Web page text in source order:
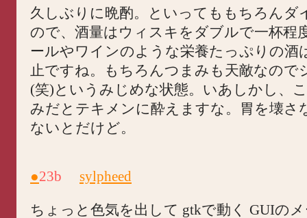
久しぶりに晩酌。といってももちろんダ
ので、酒量はウィスキをダブルで一杯程
ールやワインのような栄養たっぷりの酒
止ですね。もちろんつまみも天敵なので
(笑)というみじめな状態。いあしかし、
みだとテキメンに酔えますな。胃を壊さ
ないとだけど。
●23b sylpheed
ちょっと色気を出して gtkで動く GUIのメ